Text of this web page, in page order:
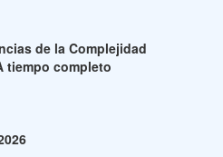
de la Complejidad
tiempo completo